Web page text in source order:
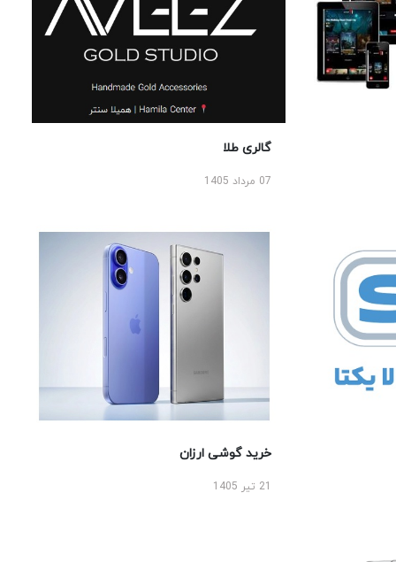
گالری طلا
07 مرداد 1405
خرید گوشی ارزان